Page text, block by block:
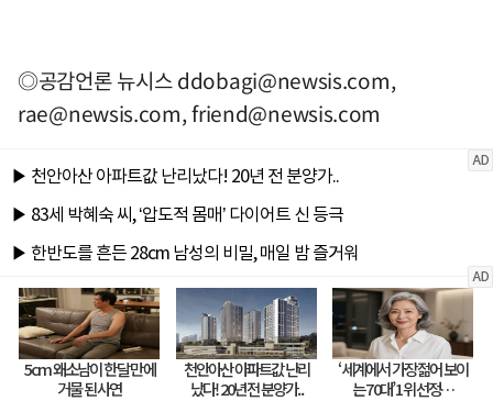
◎공감언론 뉴시스ddobagi@newsis.com,
rae@newsis.com,friend@newsis.com